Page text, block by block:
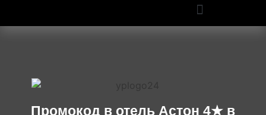
Промокод в отель Астон 4★ в